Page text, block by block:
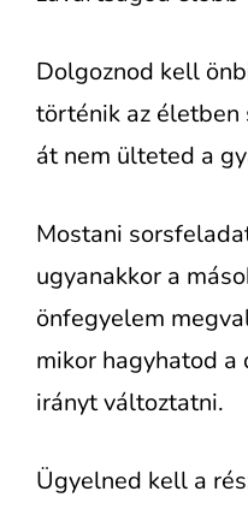
Dolgoznod kell
történik az életben
át nem ülteted a
Mostani
ugyanakkor a
önfegyelem
mikor hagyhatod
irányt változtatni.
Ügyelned kell a